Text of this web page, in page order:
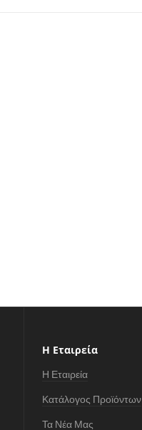
Η Εταιρεία
Η Εταιρεία
Κατάλογος Προϊόντων
Τα Νέα Μας